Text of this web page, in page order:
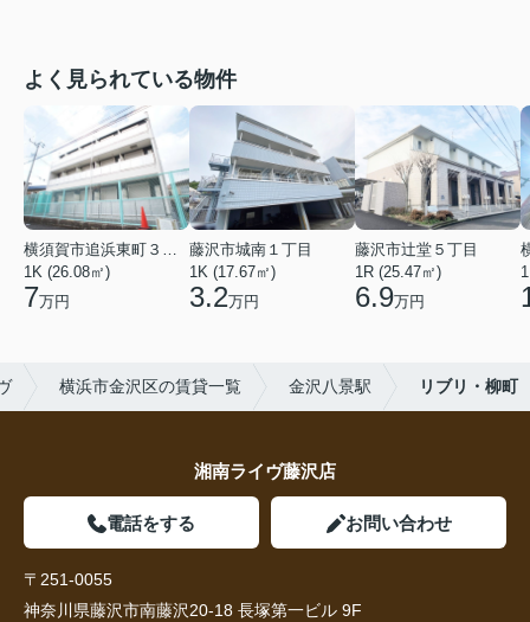
よく見られている物件
横須賀市追浜東町３丁目
1K (26.08㎡)
7万円
藤沢市城南１丁目
1K (17.67㎡)
3.2万円
藤沢市辻堂５丁目
1R (25.47㎡)
6.9万円
横浜市金沢区の賃貸一覧 金沢八景駅 リブリ・柳町
湘南ライヴ藤沢店
電話をする お問い合わせ
〒251-0055
神奈川県藤沢市南藤沢20-18 長塚第一ビル 9F